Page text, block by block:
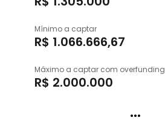
Mínimo a captar
R$ 1.066.666,67
Máximo a captar com overfunding
R$ 2.000.000
...